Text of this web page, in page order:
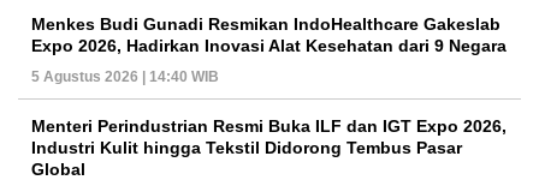
Menkes Budi Gunadi Resmikan IndoHealthcare Gakeslab
Expo 2026, Hadirkan Inovasi Alat Kesehatan dari 9 Negara
5 Agustus 2026 | 14:40 WIB
Menteri Perindustrian Resmi Buka ILF dan IGT Expo 2026,
Industri Kulit hingga Tekstil Didorong Tembus Pasar
Global